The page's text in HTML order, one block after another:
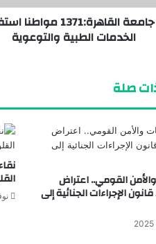
رئيس جامعة القاهرة:1371
الخدمات الطبية والتوعوية
صلة
والأمن القومي.. اعتراض
الإجراءات الجنائية إلى